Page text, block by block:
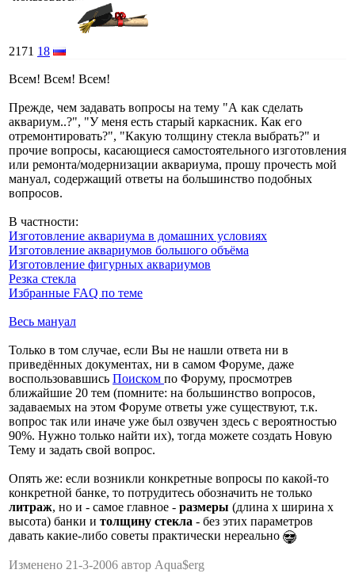
2171 18
Всем! Всем! Всем!
Прежде, чем задавать вопросы на тему "А как сделать
аквариум..?", "У меня есть старый каркасник. Как его
отремонтировать?", "Какую толщину стекла выбрать?" и
прочие вопросы, касающиеся самостоятельного изготовления
или ремонта/модернизации аквариума, прошу прочесть мой
мануал, содержащий ответы на большинство подобных
вопросов.
В частности:
Изготовление аквариума в домашних условиях
Изготовление аквариумов большого объёма
Изготовление фигурных аквариумов
Резка стекла
Избранные FAQ по теме
Весь мануал
Только в том случае, если Вы не нашли ответа ни в
приведённых документах, ни в самом Форуме, даже
воспользовавшись Поиском по Форуму, просмотрев
ближайшие 20 тем (помните: на большинство вопросов,
задаваемых на этом Форуме ответы уже существуют, т.к.
вопрос так или иначе уже был озвучен здесь с вероятностью
90%. Нужно только найти их), тогда можете создать Новую
Тему и задать свой вопрос.
Опять же: если возникли конкретные вопросы по какой-то
конкретной банке, то потрудитесь обозначить не только
литраж, но и - самое главное - размеры (длина х ширина х
высота) банки и толщину стекла - без этих параметров
давать какие-либо советы практически нереально
Изменено 21-3-2006 автор Aqua$erg